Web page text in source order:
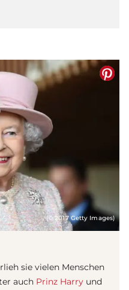
(© 2017 Getty Images)
sie vielen Menschen
auch Prinz Harry und